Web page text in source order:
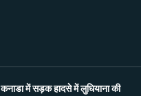
कनाडा में सड़क हादसे में लुधियाना की